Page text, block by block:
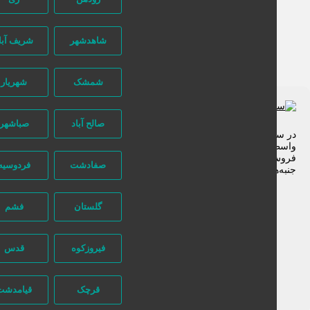
شاهدشهر شریف آباد
شمشک شهریار
صالح آباد صباشهر
صفادشت فردوسیه
گلستان فشم
فیروزکوه قدس
قرچک قیامدشت
سایت تبلیغاتی نیازجو کاربران مستقیما با هم تماس می‌گیرند و هیچ
در این میان وجود ندارد، پس دقت فرمایید که در خرید و
شما نیازجو هیچ دخالتی نداشته و کاربران باید خودشان
مختلف امنیتی را در نظر بگیرند.